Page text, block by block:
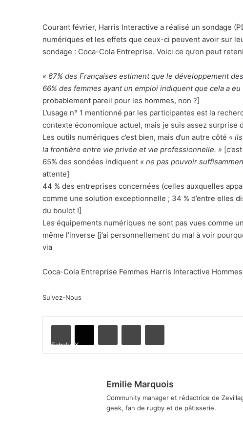
Courant février, Harris Interactive a réalisé un sondage
numériques et les effets que ceux-ci peuvent avoir sur
sondage : Coca-Cola Entreprise. Voici ce qu’on peut
« 67% des Françaises estiment que le développement
66% des femmes ayant un emploi indiquent que cela a
probablement pareil pour les hommes, non ?]
L’usage n° 1 mentionné par les participantes est la
contexte économique actuel, mais je suis assez
Les outils numériques c’est bien, mais d’un autre côté «
la frontière entre vie privée et vie professionnelle. »
65% des sondées indiquent « ne pas pouvoir
attente]
44 % des entreprises concernées (celles auxquelles
comme une solution exceptionnelle ; 34 % d’entre elles
du boulot !]
Les équipements numériques ne sont pas vues comme
même l’inverse [j’ai personnellement du mal à voir
via
Coca-Cola Entreprise Femmes Harris Interactive Hommes
Suivez-Nous
Facebook X
Emilie Marquois
Community manager et rédactrice de
geek, fan de rugby et de pâtisserie.